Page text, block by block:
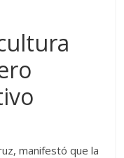
manifestó que la